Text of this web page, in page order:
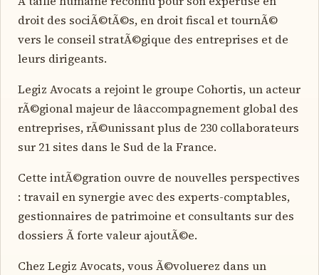
droit des sociÃ©tÃ©s, en droit fiscal et tournÃ©
vers le conseil stratÃ©gique des entreprises et de
leurs dirigeants.
Legiz Avocats a rejoint le groupe Cohortis, un acteur
rÃ©gional majeur de lâaccompagnement global des
entreprises, rÃ©unissant plus de 230 collaborateurs
sur 21 sites dans le Sud de la France.
Cette intÃ©gration ouvre de nouvelles perspectives
: travail en synergie avec des experts-comptables,
gestionnaires de patrimoine et consultants sur des
dossiers Ã forte valeur ajoutÃ©e.
Chez Legiz Avocats, vous Ã©voluerez dans un